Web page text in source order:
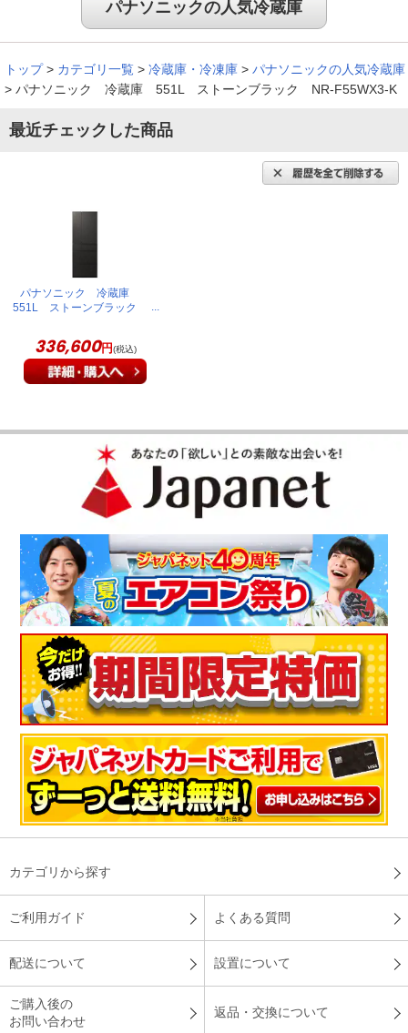
パナソニックの人気冷蔵庫
トップ > カテゴリ一覧 > 冷蔵庫・冷凍庫 > パナソニックの人気冷蔵庫
> パナソニック 冷蔵庫 551L ストーンブラック NR-F55WX3-K
最近チェックした商品
パナソニック 冷蔵庫
551L ストーンブラック
336,600円(税込)
カテゴリから探す
ご利用ガイド よくある質問
配送について 設置について
ご購入後の
お問い合わせ
返品・交換について